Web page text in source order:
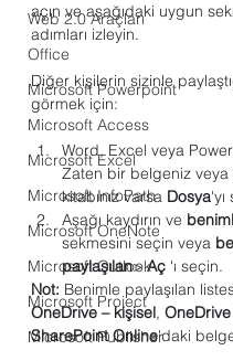
Web 2.0 Araçları
Office
Microsoft Powerpoint
Microsoft Access
Microsoft Excel
Microsoft InfoPath
Microsoft OneNote
Microsoft Outlook
Microsoft Project
Microsoft Publisher
açın ve aşağıdaki uygun
adımları izleyin.
Diğer kişilerin sizinle
görmek için:
Word, Excel veya
Zaten bir belgeniz veya
kitabınız varsa Dosya'yı
Aşağı kaydırın ve
sekmesini seçin veya
paylaşılan> Aç 'ı seçin.
Not: Benimle paylaşılan
OneDrive – kişisel,
SharePoint Online'daki